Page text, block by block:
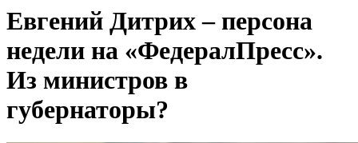
Евгений Дитрих – персона
недели на «ФедералПресс».
Из министров в
губернаторы?